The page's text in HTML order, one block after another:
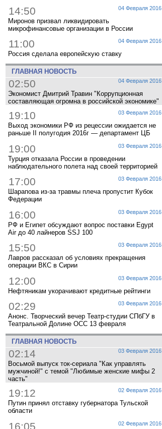
04 Февраля 2016
14:50
Миронов призвал ликвидировать
микрофинансовые организации в России
04 Февраля 2016
11:00
Россия сделала европейскую ставку
ГЛАВНАЯ НОВОСТЬ
04 Февраля 2016
02:50
Экономист Дмитрий Травин "Коррупционная
составляющая огромна в российской экономике"
03 Февраля 2016
19:10
Выход экономики РФ из рецессии ожидается не
раньше II полугодия 2016г — департамент ЦБ
03 Февраля 2016
19:00
Турция отказала России в проведении
наблюдательного полета над своей территорией
03 Февраля 2016
17:00
Шарапова из-за травмы плеча пропустит Кубок
Федерации
03 Февраля 2016
16:00
РФ и Египет обсуждают вопрос поставки Egypt
Air до 40 лайнеров SSJ 100
03 Февраля 2016
15:50
Лавров рассказал об условиях прекращения
операции ВКС в Сирии
03 Февраля 2016
12:00
Нефтяникам укорачивают кредитные рейтинги
03 Февраля 2016
02:29
Анонс. Творческий вечер Театр-студии СПбГУ в
Театральной Долине ОСС 13 февраля
ГЛАВНАЯ НОВОСТЬ
03 Февраля 2016
02:14
Восьмой выпуск ток-сериала "Как управлять
мужчиной!" с темой "Любимые женские мифы 2
часть"
02 Февраля 2016
19:12
Путин принял отставку губернатора Тульской
области
02 Февраля 2016
16:05